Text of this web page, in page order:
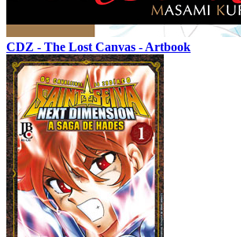
CDZ - The Lost Canvas - Artbook